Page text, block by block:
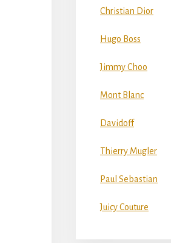
Christian Dior
Hugo Boss
Jimmy Choo
Mont Blanc
Davidoff
Thierry Mugler
Paul Sebastian
Juicy Couture